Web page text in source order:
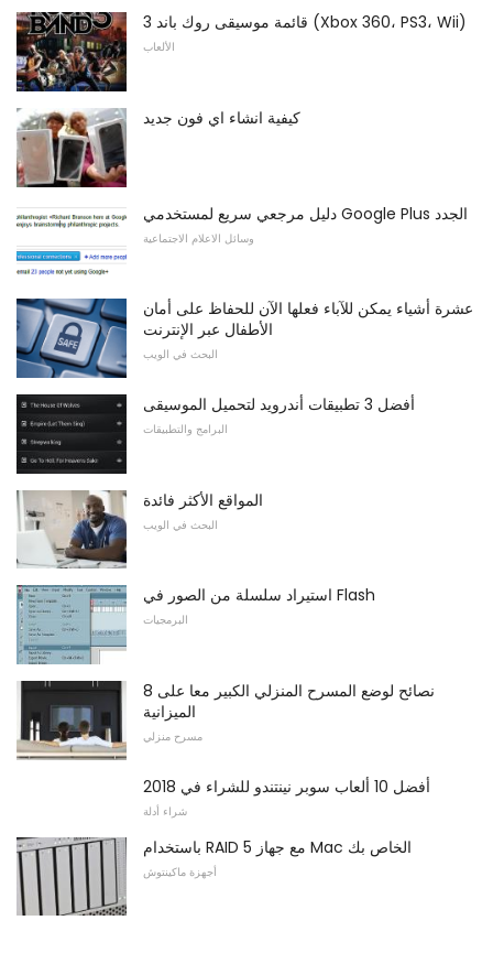
قائمة موسيقى روك باند 3 (Xbox 360، PS3، Wii)
الألعاب
كيفية انشاء اي فون جديد
دليل مرجعي سريع لمستخدمي Google Plus الجدد
وسائل الاعلام الاجتماعية
عشرة أشياء يمكن للآباء فعلها الآن للحفاظ على أمان
الأطفال عبر الإنترنت
البحث في الويب
أفضل 3 تطبيقات أندرويد لتحميل الموسيقى
البرامج والتطبيقات
المواقع الأكثر فائدة
البحث في الويب
استيراد سلسلة من الصور في Flash
البرمجيات
8 نصائح لوضع المسرح المنزلي الكبير معا على
الميزانية
مسرح منزلي
أفضل 10 ألعاب سوبر نينتندو للشراء في 2018
شراء أدلة
باستخدام RAID 5 مع جهاز Mac الخاص بك
أجهزة ماكينتوش